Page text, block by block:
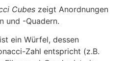
Cubes zeigt Anordnungen
und -Quadern.
ein Würfel, dessen
Zahl entspricht (z.B.